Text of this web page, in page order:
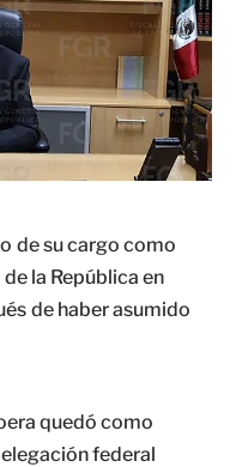
de su cargo como
la República en
de haber asumido
quedó como
federal